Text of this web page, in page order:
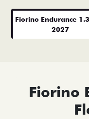
Fiorino Endurance
2027
Fiorino